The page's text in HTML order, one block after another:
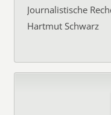
Journalistische
Hartmut Schwarz